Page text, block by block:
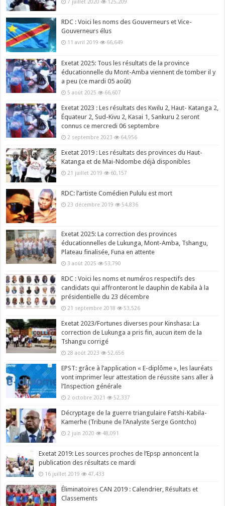
7 juillet 2020 125,209
RDC : Voici les noms des Gouverneurs et Vice-
Gouverneurs élus
11 avril 2019 66,649
Exetat 2025: Tous les résultats de la province
éducationnelle du Mont-Amba viennent de tomber il y
a peu (ce mardi 05 août)
5 août 2025 66,607
Exetat 2023 : Les résultats des Kwilu 2, Haut- Katanga 2,
Équateur 2, Sud-Kivu 2, Kasai 1, Sankuru 2 seront
connus ce mercredi 06 septembre
2 septembre 2023 64,956
Exetat 2019 : Les résultats des provinces du Haut-
Katanga et de Mai-Ndombe déjà disponibles
21 juillet 2019 60,157
RDC: l’artiste Comédien Pululu est mort
23 décembre 2019 54,836
Exetat 2025: La correction des provinces
éducationnelles de Lukunga, Mont-Amba, Tshangu,
Plateau finalisée, Funa en attente
3 août 2025 53,790
RDC : Voici les noms et numéros respectifs des
candidats qui affronteront le dauphin de Kabila à la
présidentielle du 23 décembre
21 septembre 2018 53,526
Exetat 2023/Fortunes diverses pour Kinshasa: La
correction de Lukunga a pris fin, aucun item de la
Tshangu corrigé
28 août 2023 52,656
EPST: grâce à l’application « E-diplôme », les lauréats
vont imprimer leur attestation de réussite sans aller à
l’Inspection générale
2 octobre 2021 52,337
Décryptage de la guerre triangulaire Fatshi-Kabila-
Kamerhe (Tribune de l’Analyste Serge Gontcho)
2 juin 2020 48,091
Exetat 2019: Les sources proches de l’Epsp annoncent la
publication des résultats ce mardi
16 juillet 2019 47,433
Éliminatoires CAN 2019 : Calendrier, Résultats et
Classements